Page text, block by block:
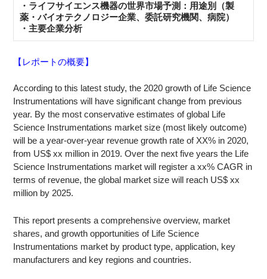
・ライフサイエンス機器の世界市場予測：用途別（製
薬・バイオテクノロジー企業、委託研究機関、病院）
・主要企業分析
【レポートの概要】
According to this latest study, the 2020 growth of Life Science
Instrumentations will have significant change from previous
year. By the most conservative estimates of global Life
Science Instrumentations market size (most likely outcome)
will be a year-over-year revenue growth rate of XX% in 2020,
from US$ xx million in 2019. Over the next five years the Life
Science Instrumentations market will register a xx% CAGR in
terms of revenue, the global market size will reach US$ xx
million by 2025.
This report presents a comprehensive overview, market
shares, and growth opportunities of Life Science
Instrumentations market by product type, application, key
manufacturers and key regions and countries.